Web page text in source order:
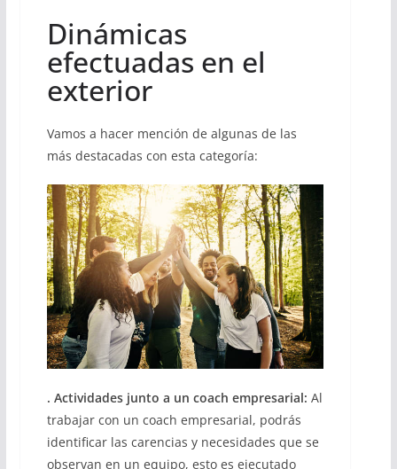
Dinámicas
efectuadas en el
exterior
Vamos a hacer mención de algunas de las
más destacadas con esta categoría:
. Actividades junto a un coach empresarial: Al
trabajar con un coach empresarial, podrás
identificar las carencias y necesidades que se
observan en un equipo, esto es ejecutado